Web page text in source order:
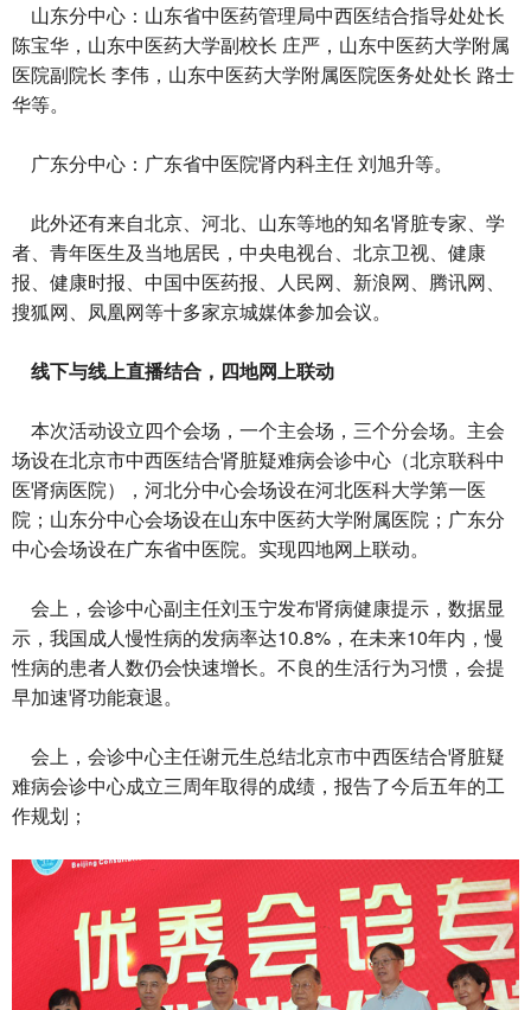
山东分中心：山东省中医药管理局中西医结合指导处处长
陈宝华，山东中医药大学副校长 庄严，山东中医药大学附属
医院副院长 李伟，山东中医药大学附属医院医务处处长 路士
华等。
广东分中心：广东省中医院肾内科主任 刘旭升等。
此外还有来自北京、河北、山东等地的知名肾脏专家、学
者、青年医生及当地居民，中央电视台、北京卫视、健康
报、健康时报、中国中医药报、人民网、新浪网、腾讯网、
搜狐网、凤凰网等十多家京城媒体参加会议。
线下与线上直播结合，四地网上联动
本次活动设立四个会场，一个主会场，三个分会场。主会
场设在北京市中西医结合肾脏疑难病会诊中心（北京联科中
医肾病医院），河北分中心会场设在河北医科大学第一医
院；山东分中心会场设在山东中医药大学附属医院；广东分
中心会场设在广东省中医院。实现四地网上联动。
会上，会诊中心副主任刘玉宁发布肾病健康提示，数据显
示，我国成人慢性病的发病率达10.8%，在未来10年内，慢
性病的患者人数仍会快速增长。不良的生活行为习惯，会提
早加速肾功能衰退。
会上，会诊中心主任谢元生总结北京市中西医结合肾脏疑
难病会诊中心成立三周年取得的成绩，报告了今后五年的工
作规划；